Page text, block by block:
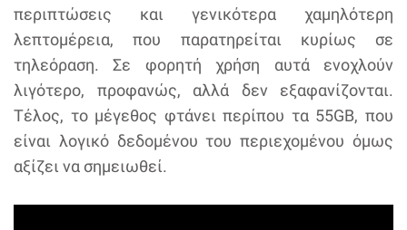
περιπτώσεις και γενικότερα χαμηλότερη
λεπτομέρεια, που παρατηρείται κυρίως σε
τηλεόραση. Σε φορητή χρήση αυτά ενοχλούν
λιγότερο, προφανώς, αλλά δεν εξαφανίζονται.
Τέλος, το μέγεθος φτάνει περίπου τα 55GB, που
είναι λογικό δεδομένου του περιεχομένου όμως
αξίζει να σημειωθεί.